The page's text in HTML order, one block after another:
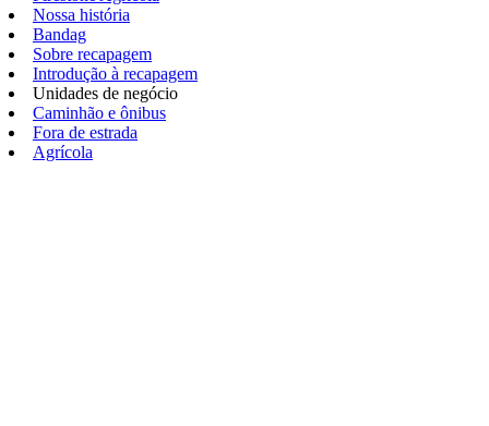
Nossa história
Bandag
Sobre recapagem
Introdução à recapagem
Unidades de negócio
Caminhão e ônibus
Fora de estrada
Agrícola